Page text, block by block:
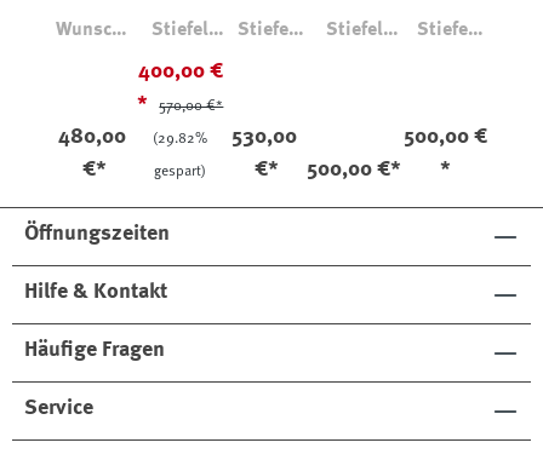
Wunschb
480,00
€*
Stiefel
Cigar
400,00 €
*
570,00 €*
(29.82%
gespart)
Stiefel
530,00
€*
Stiefel
500,00 €*
Stiefel
500,00 €
*
Öffnungszeiten
Hilfe & Kontakt
Häufige Fragen
Service